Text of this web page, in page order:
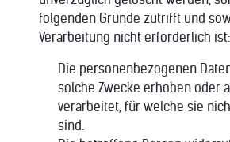
folgenden Gründe zutrifft und
Verarbeitung nicht erforderlich ist:
Die personenbezogenen
solche Zwecke erhoben oder
verarbeitet, für welche sie
sind.